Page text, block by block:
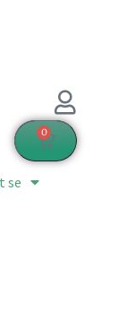
0
se